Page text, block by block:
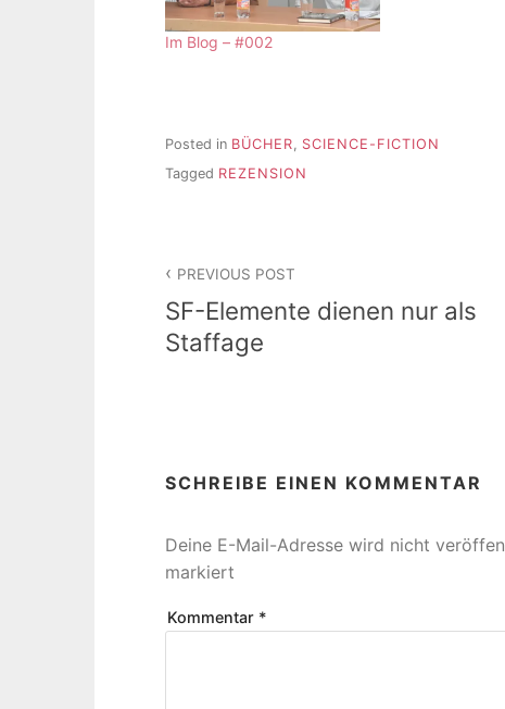
Im Blog – #002
Posted in BÜCHER, SCIENCE-FICTION
Tagged REZENSION
PREVIOUS POST
SF-Elemente dienen nur als
Staffage
SCHREIBE EINEN KOMMENTAR
Deine E-Mail-Adresse wird nicht
markiert
Kommentar *